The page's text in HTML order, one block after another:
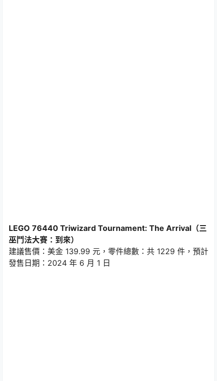
LEGO 76440 Triwizard Tournament: The Arrival（三
巫鬥法大賽：到來）
建議售價：美金 139.99 元，零件總數：共 1229 件，預計
發售日期：2024 年 6 月 1 日